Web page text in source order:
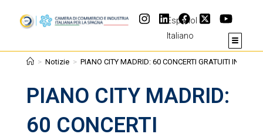
Español
Italiano
PIANO CITY MADRID:
60 CONCERTI
> Notizie > PIANO CITY MADRID: 60 CONCERTI GRATUITI IN